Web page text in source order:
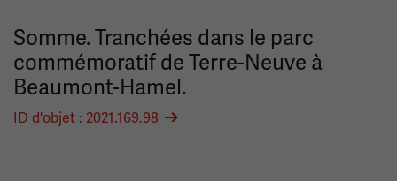
Somme. Tranchées dans le parc
commémoratif de Terre-Neuve à
Beaumont-Hamel.
ID d'objet : 2021.169.98